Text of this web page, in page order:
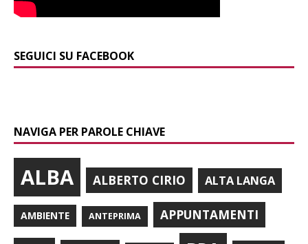
SEGUICI SU FACEBOOK
NAVIGA PER PAROLE CHIAVE
ALBA ALBERTO CIRIO ALTA LANGA
AMBIENTE ANTEPRIMA APPUNTAMENTI